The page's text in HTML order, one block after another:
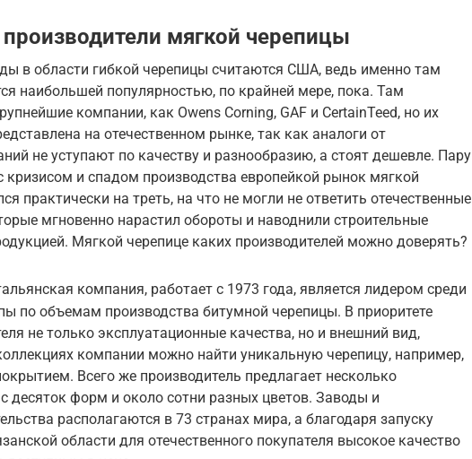
мягкой черепицы
в области гибкой черепицы считаются США, ведь именно там
наибольшей популярностью, по крайней мере, пока. Там
компании, как Owens Corning, GAF и CertainTeed, но их
на отечественном рынке, так как аналоги от
не уступают по качеству и разнообразию, а стоят дешевле. Пару
кризисом и спадом производства европейкой рынок мягкой
практически на треть, на что не могли не ответить отечественные
мгновенно нарастил обороты и наводнили строительные
Мягкой черепице каких производителей можно доверять?
компания, работает с 1973 года, является лидером среди
по объемам производства битумной черепицы. В приоритете
не только эксплуатационные качества, но и внешний вид,
компании можно найти уникальную черепицу, например,
Всего же производитель предлагает несколько
десяток форм и около сотни разных цветов. Заводы и
располагаются в 73 странах мира, а благодаря запуску
области для отечественного покупателя высокое качество